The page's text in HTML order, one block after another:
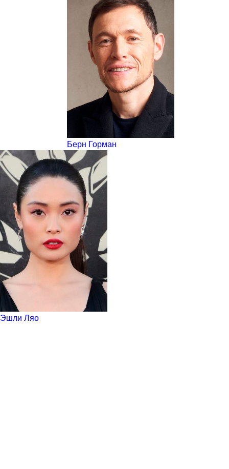
Берн Горман
Эшли Ляо